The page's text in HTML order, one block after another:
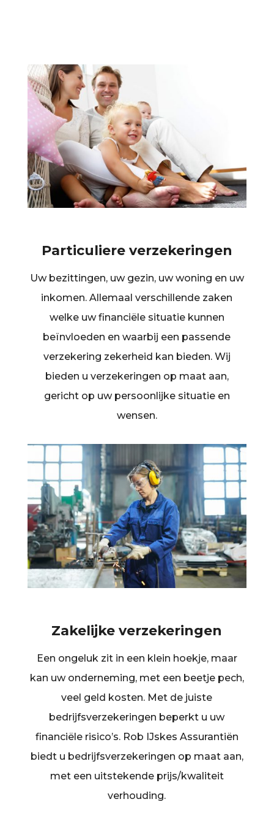
Particuliere verzekeringen
Uw bezittingen, uw gezin, uw woning en uw
inkomen. Allemaal verschillende zaken
welke uw financiële situatie kunnen
beïnvloeden en waarbij een passende
verzekering zekerheid kan bieden. Wij
bieden u verzekeringen op maat aan,
gericht op uw persoonlijke situatie en
wensen.
Zakelijke verzekeringen
Een ongeluk zit in een klein hoekje, maar
kan uw onderneming, met een beetje pech,
veel geld kosten. Met de juiste
bedrijfsverzekeringen beperkt u uw
financiële risico’s. Rob IJskes Assurantiën
biedt u bedrijfsverzekeringen op maat aan,
met een uitstekende prijs/kwaliteit
verhouding.